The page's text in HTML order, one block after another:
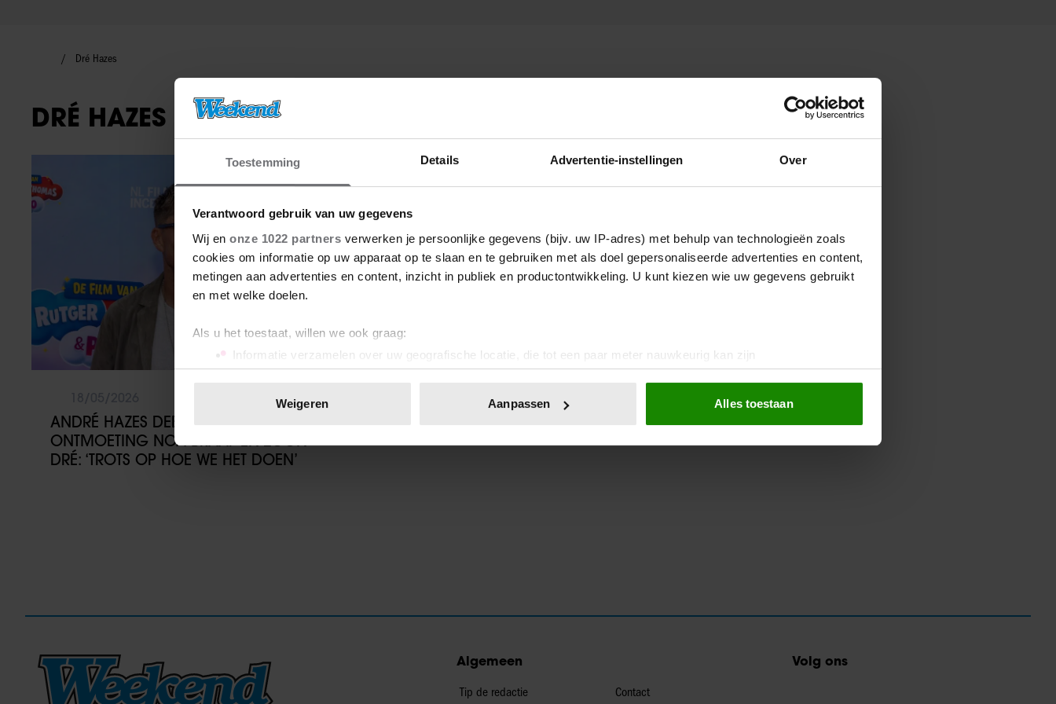
Toestemming Details Advertentie-instellingen Over
Verantwoord gebruik van uw gegevens
Wij en onze 1022 partners verwerken je persoonlijke gegevens (bijv. uw IP-adres) met behulp van technologieën zoals
cookies om informatie op uw apparaat op te slaan en te gebruiken met als doel gepersonaliseerde advertenties en content,
metingen aan advertenties en content, inzicht in publiek en productontwikkeling. U kunt kiezen wie uw gegevens gebruikt
en met welke doelen.
Als u het toestaat, willen we ook graag:
Informatie verzamelen over uw geografische locatie, die tot een paar meter nauwkeurig kan zijn
Uw apparaat identificeren door het actief te scannen op specifieke eigenschappen (fingerprinting)
toestemming op elk moment wijzigen of intrekken in de Cookieverklaring.
We gebruiken cookies om content en advertenties te personaliseren, om functies voor social media te bieden en om ons
Weigeren Aanpassen Alles toestaan
Dré Hazes
DRÉ HAZES
ANDRÉ HAZES DEELT BEELDEN VAN
ONTMOETING NOA BRAAF EN ZOON
DRÉ: ‘TROTS OP HOE WE HET DOEN’
Algemeen
Tip de redactie Contact
Volg ons